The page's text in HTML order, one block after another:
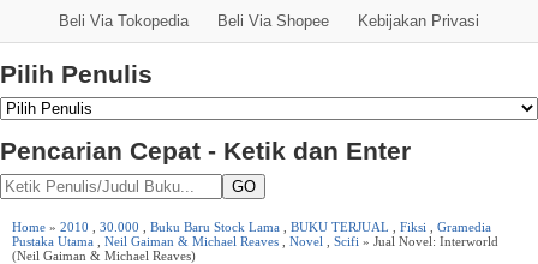
Beli Via Tokopedia Beli Via Shopee Kebijakan Privasi
Pilih Penulis
Pencarian Cepat - Ketik dan Enter
GO
Home » 2010 30.000 Buku Baru Stock Lama BUKU TERJUAL Fiksi
Gramedia
Pustaka Utama
Neil Gaiman & Michael Reaves Novel Scifi » Jual Novel: Interworld
(Neil Gaiman & Michael Reaves)